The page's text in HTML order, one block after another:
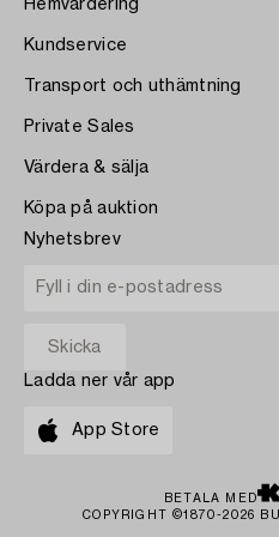
Hemvärdering
Kundservice
Transport och uthämtning
Private Sales
Värdera & sälja
Köpa på auktion
Nyhetsbrev
Ladda ner vår app
App Store
BETALA MED
COPYRIGHT ©1870-2026